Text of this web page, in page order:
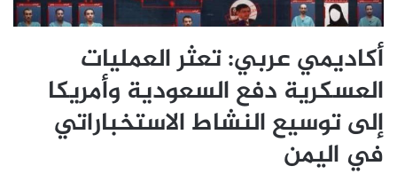
أكاديمي عربي: تعثر العمليات
العسكرية دفع السعودية وأمريكا
إلى توسيع النشاط الاستخباراتي
في اليمن